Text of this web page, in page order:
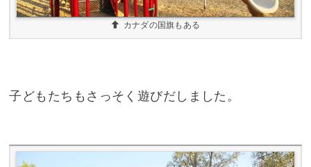
カナダの国旗もある
子どもたちもさっそく遊びだしました。